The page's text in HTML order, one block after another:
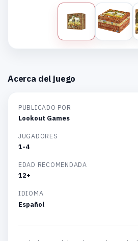
Acerca del juego
PUBLICADO POR
Lookout Games
JUGADORES
1-4
EDAD RECOMENDADA
12+
IDIOMA
Español